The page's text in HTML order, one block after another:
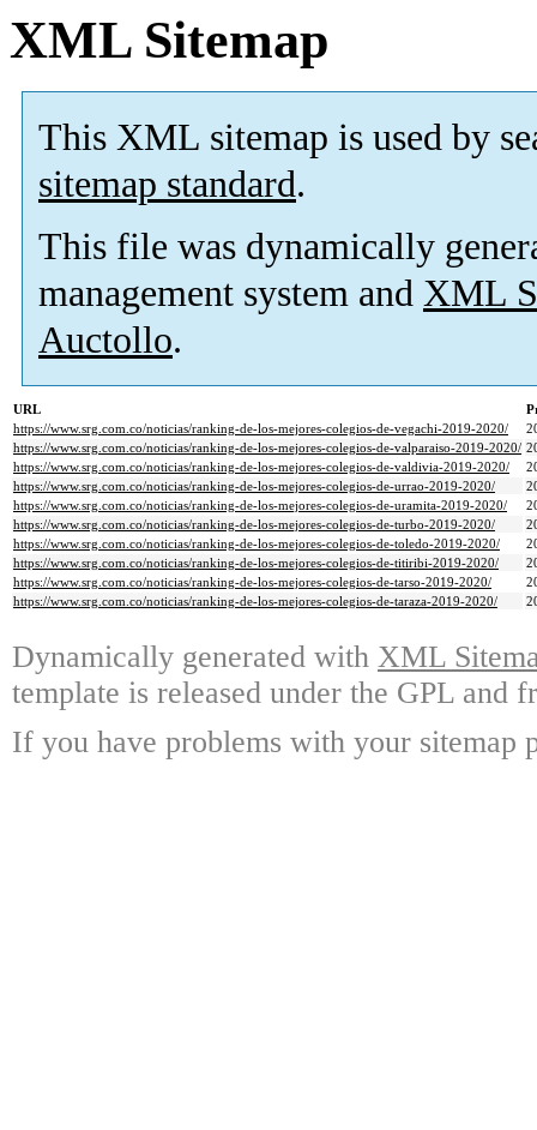
XML Sitemap
This XML sitemap is used by
sitemap standard.
This file was dynamically
management system and XML
Auctollo.
URL
https://www.srg.com.co/noticias/ranking-de-los-mejores-colegios-de-vegachi-2019-2020/
https://www.srg.com.co/noticias/ranking-de-los-mejores-colegios-de-valparaiso-2019-2020/
https://www.srg.com.co/noticias/ranking-de-los-mejores-colegios-de-valdivia-2019-2020/
https://www.srg.com.co/noticias/ranking-de-los-mejores-colegios-de-urrao-2019-2020/
https://www.srg.com.co/noticias/ranking-de-los-mejores-colegios-de-uramita-2019-2020/
https://www.srg.com.co/noticias/ranking-de-los-mejores-colegios-de-turbo-2019-2020/
https://www.srg.com.co/noticias/ranking-de-los-mejores-colegios-de-toledo-2019-2020/
https://www.srg.com.co/noticias/ranking-de-los-mejores-colegios-de-titiribi-2019-2020/
https://www.srg.com.co/noticias/ranking-de-los-mejores-colegios-de-tarso-2019-2020/
https://www.srg.com.co/noticias/ranking-de-los-mejores-colegios-de-taraza-2019-2020/
Dynamically generated with XML
template is released under the GPL and
If you have problems with your sitemap